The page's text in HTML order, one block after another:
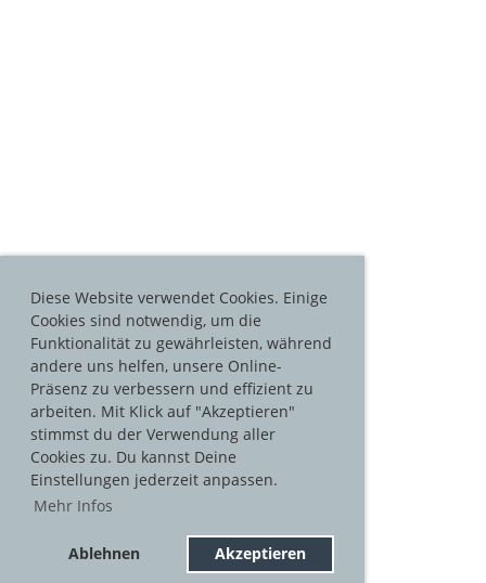
Diese Website verwendet Cookies. Einige
Cookies sind notwendig, um die
Funktionalität zu gewährleisten, während
andere uns helfen, unsere Online-
Präsenz zu verbessern und effizient zu
arbeiten. Mit Klick auf "Akzeptieren"
stimmst du der Verwendung aller
Cookies zu. Du kannst Deine
Einstellungen jederzeit anpassen.
Mehr Infos
Ablehnen Akzeptieren